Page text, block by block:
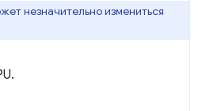
незначительно измениться